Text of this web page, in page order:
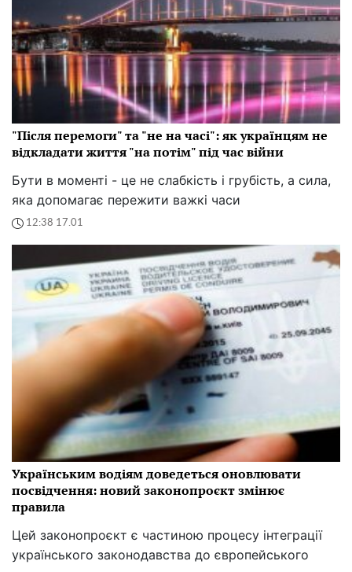
"Після перемоги" та "не на часі": як українцям не
відкладати життя "на потім" під час війни
Бути в моменті - це не слабкість і грубість, а сила,
яка допомагає пережити важкі часи
12:38 17.01
Українським водіям доведеться оновлювати
посвідчення: новий законопроєкт змінює
правила
Цей законопроєкт є частиною процесу інтеграції
українського законодавства до європейського